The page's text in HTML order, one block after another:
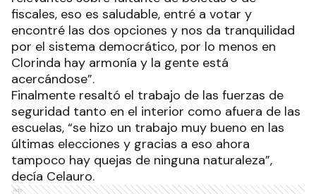
fiscales, eso es saludable, entré a votar y
encontré las dos opciones y nos da tranquilidad
por el sistema democrático, por lo menos en
Clorinda hay armonía y la gente está
acercándose”.
Finalmente resaltó el trabajo de las fuerzas de
seguridad tanto en el interior como afuera de las
escuelas, “se hizo un trabajo muy bueno en las
últimas elecciones y gracias a eso ahora
tampoco hay quejas de ninguna naturaleza”,
decía Celauro.
Ads